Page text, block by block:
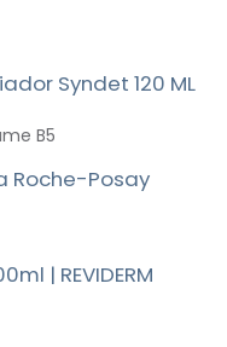
Syndet 120 ML
Roche-Posay
| REVIDERM